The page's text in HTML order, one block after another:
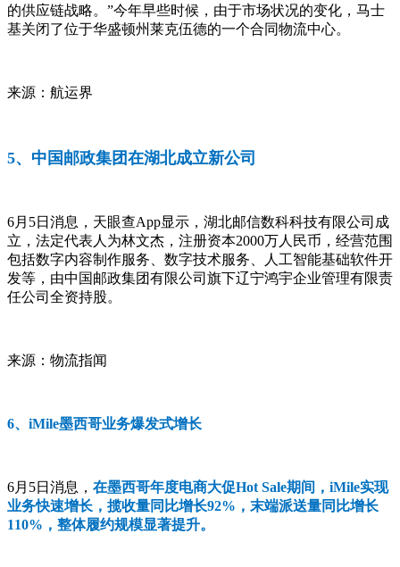
的供应链战略。”今年早些时候，由于市场状况的变化，马士
基关闭了位于华盛顿州莱克伍德的一个合同物流中心。
来源：航运界
5、中国邮政集团在湖北成立新公司
6月5日消息，天眼查App显示，湖北邮信数科科技有限公司成
立，法定代表人为林文杰，注册资本2000万人民币，经营范围
包括数字内容制作服务、数字技术服务、人工智能基础软件开
发等，由中国邮政集团有限公司旗下辽宁鸿宇企业管理有限责
任公司全资持股。
来源：物流指闻
6、iMile墨西哥业务爆发式增长
6月5日消息， 在墨西哥年度电商大促Hot Sale期间，iMile实现
业务快速增长，揽收量同比增长92%，末端派送量同比增长
110%，整体履约规模显著提升。